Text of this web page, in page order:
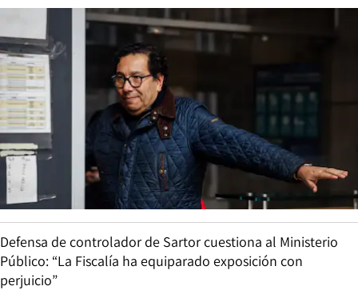
Defensa de controlador de Sartor cuestiona al Ministerio
Público: “La Fiscalía ha equiparado exposición con
perjuicio”